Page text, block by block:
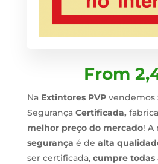
From
Na Extintores PVPvendemos
Segurança Certificada,
melhor preço do mercado! A
segurança é de alta
ser certificada, cumpre todas